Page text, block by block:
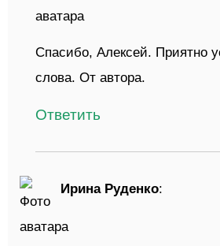
Спасибо, Алексей. Приятно
слова. От автора.
Ответить
Ирина Руденко: